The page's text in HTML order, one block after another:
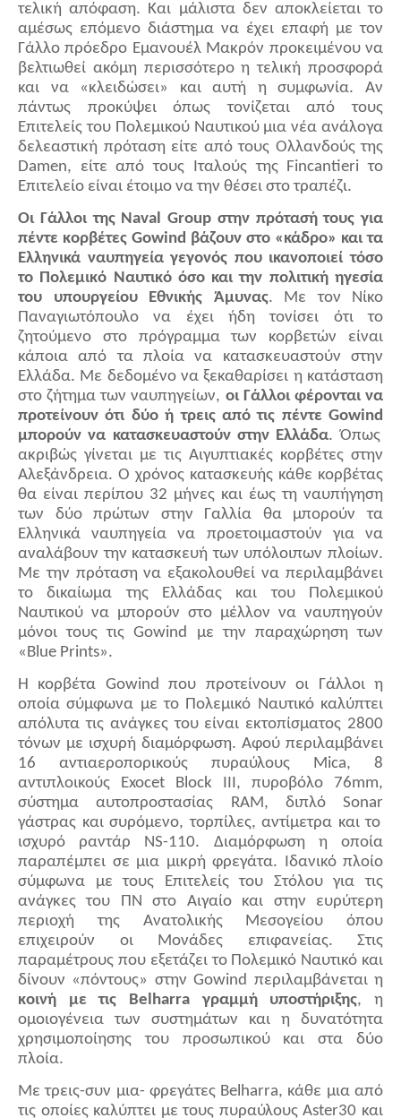
τελική απόφαση. Και μάλιστα δεν αποκλείεται το
αμέσως επόμενο διάστημα να έχει επαφή με τον
Γάλλο πρόεδρο Εμανουέλ Μακρόν προκειμένου να
βελτιωθεί ακόμη περισσότερο η τελική προσφορά
και να «κλειδώσει» και αυτή η συμφωνία. Αν
πάντως προκύψει όπως τονίζεται από τους
Επιτελείς του Πολεμικού Ναυτικού μια νέα ανάλογα
δελεαστική πρόταση είτε από τους Ολλανδούς της
Damen, είτε από τους Ιταλούς της Fincantieri το
Επιτελείο είναι έτοιμο να την θέσει στο τραπέζι.
Οι Γάλλοι της Naval Group στην πρότασή τους για
πέντε κορβέτες Gowind βάζουν στο «κάδρο» και τα
Ελληνικά ναυπηγεία γεγονός που ικανοποιεί τόσο
το Πολεμικό Ναυτικό όσο και την πολιτική ηγεσία
του υπουργείου Εθνικής Άμυνας. Με τον Νίκο
Παναγιωτόπουλο να έχει ήδη τονίσει ότι το
ζητούμενο στο πρόγραμμα των κορβετών είναι
κάποια από τα πλοία να κατασκευαστούν στην
Ελλάδα. Με δεδομένο να ξεκαθαρίσει η κατάσταση
στο ζήτημα των ναυπηγείων, οι Γάλλοι φέρονται να
προτείνουν ότι δύο ή τρεις από τις πέντε Gowind
μπορούν να κατασκευαστούν στην Ελλάδα. Όπως
ακριβώς γίνεται με τις Αιγυπτιακές κορβέτες στην
Αλεξάνδρεια. Ο χρόνος κατασκευής κάθε κορβέτας
θα είναι περίπου 32 μήνες και έως τη ναυπήγηση
των δύο πρώτων στην Γαλλία θα μπορούν τα
Ελληνικά ναυπηγεία να προετοιμαστούν για να
αναλάβουν την κατασκευή των υπόλοιπων πλοίων.
Με την πρόταση να εξακολουθεί να περιλαμβάνει
το δικαίωμα της Ελλάδας και του Πολεμικού
Ναυτικού να μπορούν στο μέλλον να ναυπηγούν
μόνοι τους τιςGowind με την παραχώρηση των
«Blue Prints».
Η κορβέτα Gowind που προτείνουν οι Γάλλοι η
οποία σύμφωνα με το Πολεμικό Ναυτικό καλύπτει
απόλυτα τις ανάγκες του είναι εκτοπίσματος 2800
τόνων με ισχυρή διαμόρφωση. Αφού περιλαμβάνει
16 αντιαεροπορικούς πυραύλους Mica, 8
αντιπλοικούς Exocet Block III, πυροβόλο 76mm,
σύστημα αυτοπροστασίας RAM, διπλό Sonar
γάστρας και συρόμενο, τορπίλες, αντίμετρα και το
ισχυρό ραντάρ NS-110. Διαμόρφωση η οποία
παραπέμπει σε μια μικρή φρεγάτα. Ιδανικό πλοίο
σύμφωνα με τους Επιτελείς του Στόλου για τις
ανάγκες του ΠΝ στο Αιγαίο και στην ευρύτερη
περιοχή της Ανατολικής Μεσογείου όπου
επιχειρούν οι Μονάδες επιφανείας. Στις
παραμέτρους που εξετάζει το Πολεμικό Ναυτικό και
δίνουν «πόντους» στηνGowind περιλαμβάνεται η
κοινή με τις Belharra γραμμή υποστήριξης, η
ομοιογένεια των συστημάτων και η δυνατότητα
χρησιμοποίησης του προσωπικού και στα δύο
πλοία.
Με τρεις-συν μια- φρεγάτες Belharra, κάθε μια από
τις οποίες καλύπτει με τους πυραύλουςAster30 και